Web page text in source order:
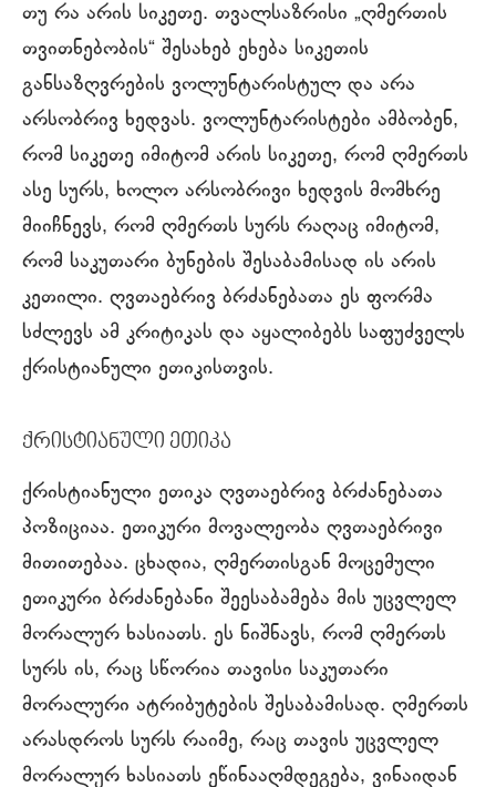
თუ რა არის სიკეთე. თვალსაზრისი „ღმერთის
თვითნებობის“ შესახებ ეხება სიკეთის
განსაზღვრების ვოლუნტარისტულ და არა
არსობრივ ხედვას. ვოლუნტარისტები ამბობენ,
რომ სიკეთე იმიტომ არის სიკეთე, რომ ღმერთს
ასე სურს, ხოლო არსობრივი ხედვის მომხრე
მიიჩნევს, რომ ღმერთს სურს რაღაც იმიტომ,
რომ საკუთარი ბუნების შესაბამისად ის არის
კეთილი. ღვთაებრივ ბრძანებათა ეს ფორმა
სძლევს ამ კრიტიკას და აყალიბებს საფუძველს
ქრისტიანული ეთიკისთვის.
ქრისტიანული ეთიკა
ქრისტიანული ეთიკა ღვთაებრივ ბრძანებათა
პოზიციაა. ეთიკური მოვალეობა ღვთაებრივი
მითითებაა. ცხადია, ღმერთისგან მოცემული
ეთიკური ბრძანებანი შეესაბამება მის უცვლელ
მორალურ ხასიათს. ეს ნიშნავს, რომ ღმერთს
სურს ის, რაც სწორია თავისი საკუთარი
მორალური ატრიბუტების შესაბამისად. ღმერთს
არასდროს სურს რაიმე, რაც თავის უცვლელ
მორალურ ხასიათს ეწინააღმდეგება, ვინაიდან